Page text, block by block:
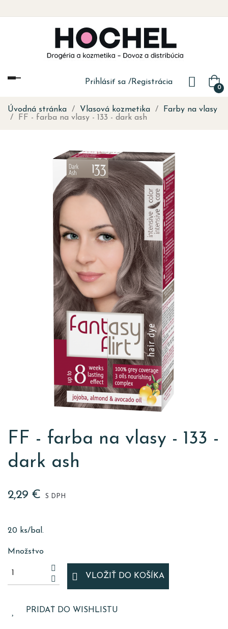
Prihlásiť sa /Registrácia
0
Toggle
Úvodná stránka Vlasová kozmetika
Farby na vlasy
FF - farba na vlasy - 133 - dark ash
FF - farba na vlasy - 133 -
dark ash
2,29 € S DPH
20 ks/bal.
Množstvo
VLOŽIŤ DO KOŠÍKA
PRIDAŤ DO WISHLISTU